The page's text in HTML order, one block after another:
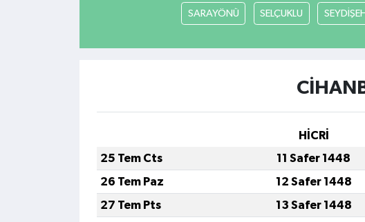
SARAYÖNÜ SELÇUKLU
HİCRİ
25 Tem Cts
11 Safer 1448
26 Tem Paz
12 Safer 1448
27 Tem Pts
13 Safer 1448